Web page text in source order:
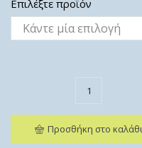
Επιλέξτε προϊόν
Προσθήκη στο καλάθι